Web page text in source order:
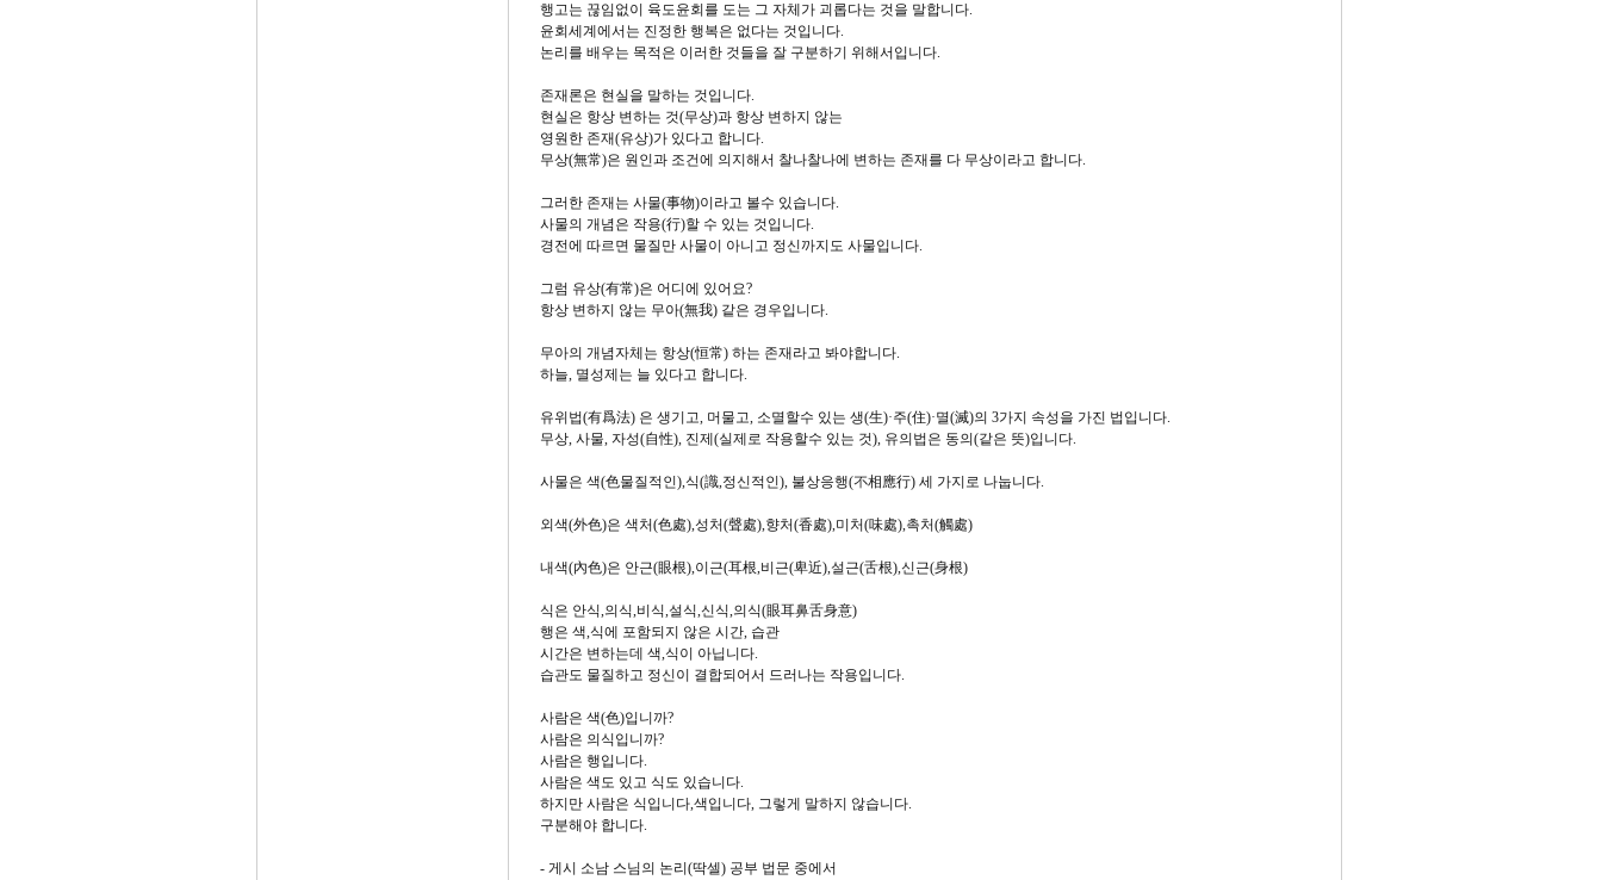
행고는 끊임없이 육도윤회를 도는 그 자체가 괴롭다는 것을 말합니다.
윤회세계에서는 진정한 행복은 없다는 것입니다.
논리를 배우는 목적은 이러한 것들을 잘 구분하기 위해서입니다.
존재론은 현실을 말하는 것입니다.
현실은 항상 변하는 것(무상)과 항상 변하지 않는
영원한 존재(유상)가 있다고 합니다.
무상(無常)은 원인과 조건에 의지해서 찰나찰나에 변하는 존재를 다 무상이라고 합니다.
그러한 존재는 사물(事物)이라고 볼수 있습니다.
사물의 개념은 작용(行)할 수 있는 것입니다.
경전에 따르면 물질만 사물이 아니고 정신까지도 사물입니다.
그럼 유상(有常)은 어디에 있어요?
항상 변하지 않는 무아(無我) 같은 경우입니다.
무아의 개념자체는 항상(恒常) 하는 존재라고 봐야합니다.
하늘, 멸성제는 늘 있다고 합니다.
유위법(有爲法) 은 생기고, 머물고, 소멸할수 있는 생(生)·주(住)·멸(滅)의 3가지 속성을 가진 법입니다.
무상, 사물, 자성(自性), 진제(실제로 작용할수 있는 것), 유의법은 동의(같은 뜻)입니다.
사물은 색(色물질적인),식(識,정신적인), 불상응행(不相應行) 세 가지로 나눕니다.
외색(外色)은 색처(色處),성처(聲處),향처(香處),미처(味處),촉처(觸處)
내색(內色)은 안근(眼根),이근(耳根,비근(卑近),설근(舌根),신근(身根)
식은 안식,의식,비식,설식,신식,의식(眼耳鼻舌身意)
행은 색,식에 포함되지 않은 시간, 습관
시간은 변하는데 색,식이 아닙니다.
습관도 물질하고 정신이 결합되어서 드러나는 작용입니다.
사람은 색(色)입니까?
사람은 의식입니까?
사람은 행입니다.
사람은 색도 있고 식도 있습니다.
하지만 사람은 식입니다,색입니다, 그렇게 말하지 않습니다.
구분해야 합니다.
- 게시 소남 스님의 논리(딱셀) 공부 법문 중에서